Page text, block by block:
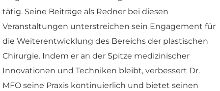
tätig. Seine Beiträge als Redner bei diesen
Veranstaltungen unterstreichen sein Engagement für
die Weiterentwicklung des Bereichs der plastischen
Chirurgie. Indem er an der Spitze medizinischer
Innovationen und Techniken bleibt, verbessert Dr.
MFO seine Praxis kontinuierlich und bietet seinen